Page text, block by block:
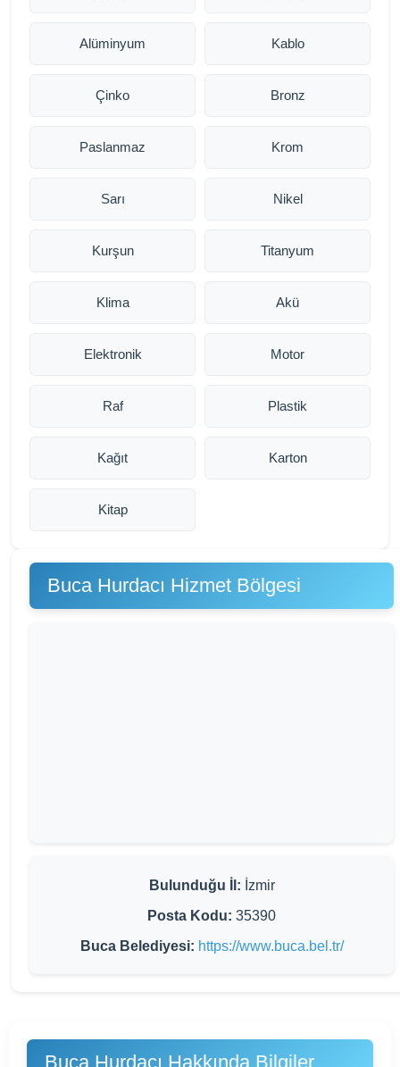
Alüminyum Kablo
Çinko Bronz
Paslanmaz Krom
Sarı Nikel
Kurşun Titanyum
Klima Akü
Elektronik Motor
Raf Plastik
Kağıt Karton
Kitap
Buca Hurdacı Hizmet Bölgesi
Bulunduğu İl: İzmir
Posta Kodu: 35390
Buca Belediyesi: https://www.buca.bel.tr/
Buca Hurdacı Hakkında Bilgiler